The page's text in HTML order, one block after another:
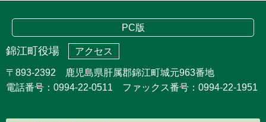
PC版
錦江町役場 アクセス
〒893-2392 鹿児島県肝属郡錦江町城元963番地
電話番号：0994-22-0511 ファックス番号：0994-22-1951